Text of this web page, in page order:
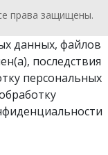
права защищены.
данных, файлов
, последствия
персональных